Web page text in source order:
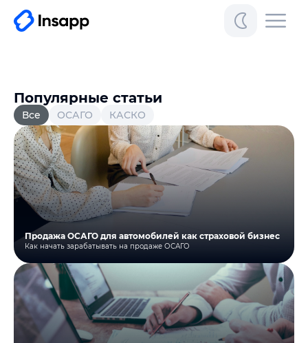
Популярные статьи
Все ОСАГО КАСКО
Продажа ОСАГО для автомобилей как страховой бизнес
Как начать зарабатывать на продаже ОСАГО